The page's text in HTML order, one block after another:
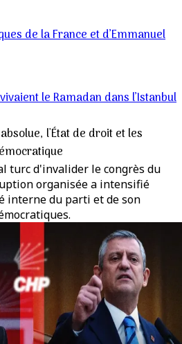
de la France et d’Emmanuel
le Ramadan dans l’Istanbul
l'État de droit et les
turc d'invalider le congrès du
organisée a intensifié
interne du parti et de son